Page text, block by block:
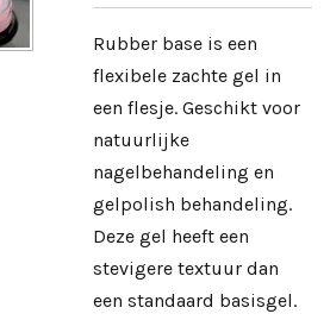
Rubber base is een
flexibele zachte gel in
een flesje. Geschikt voor
natuurlijke
nagelbehandeling en
gelpolish behandeling.
Deze gel heeft een
stevigere textuur dan
een standaard basisgel.